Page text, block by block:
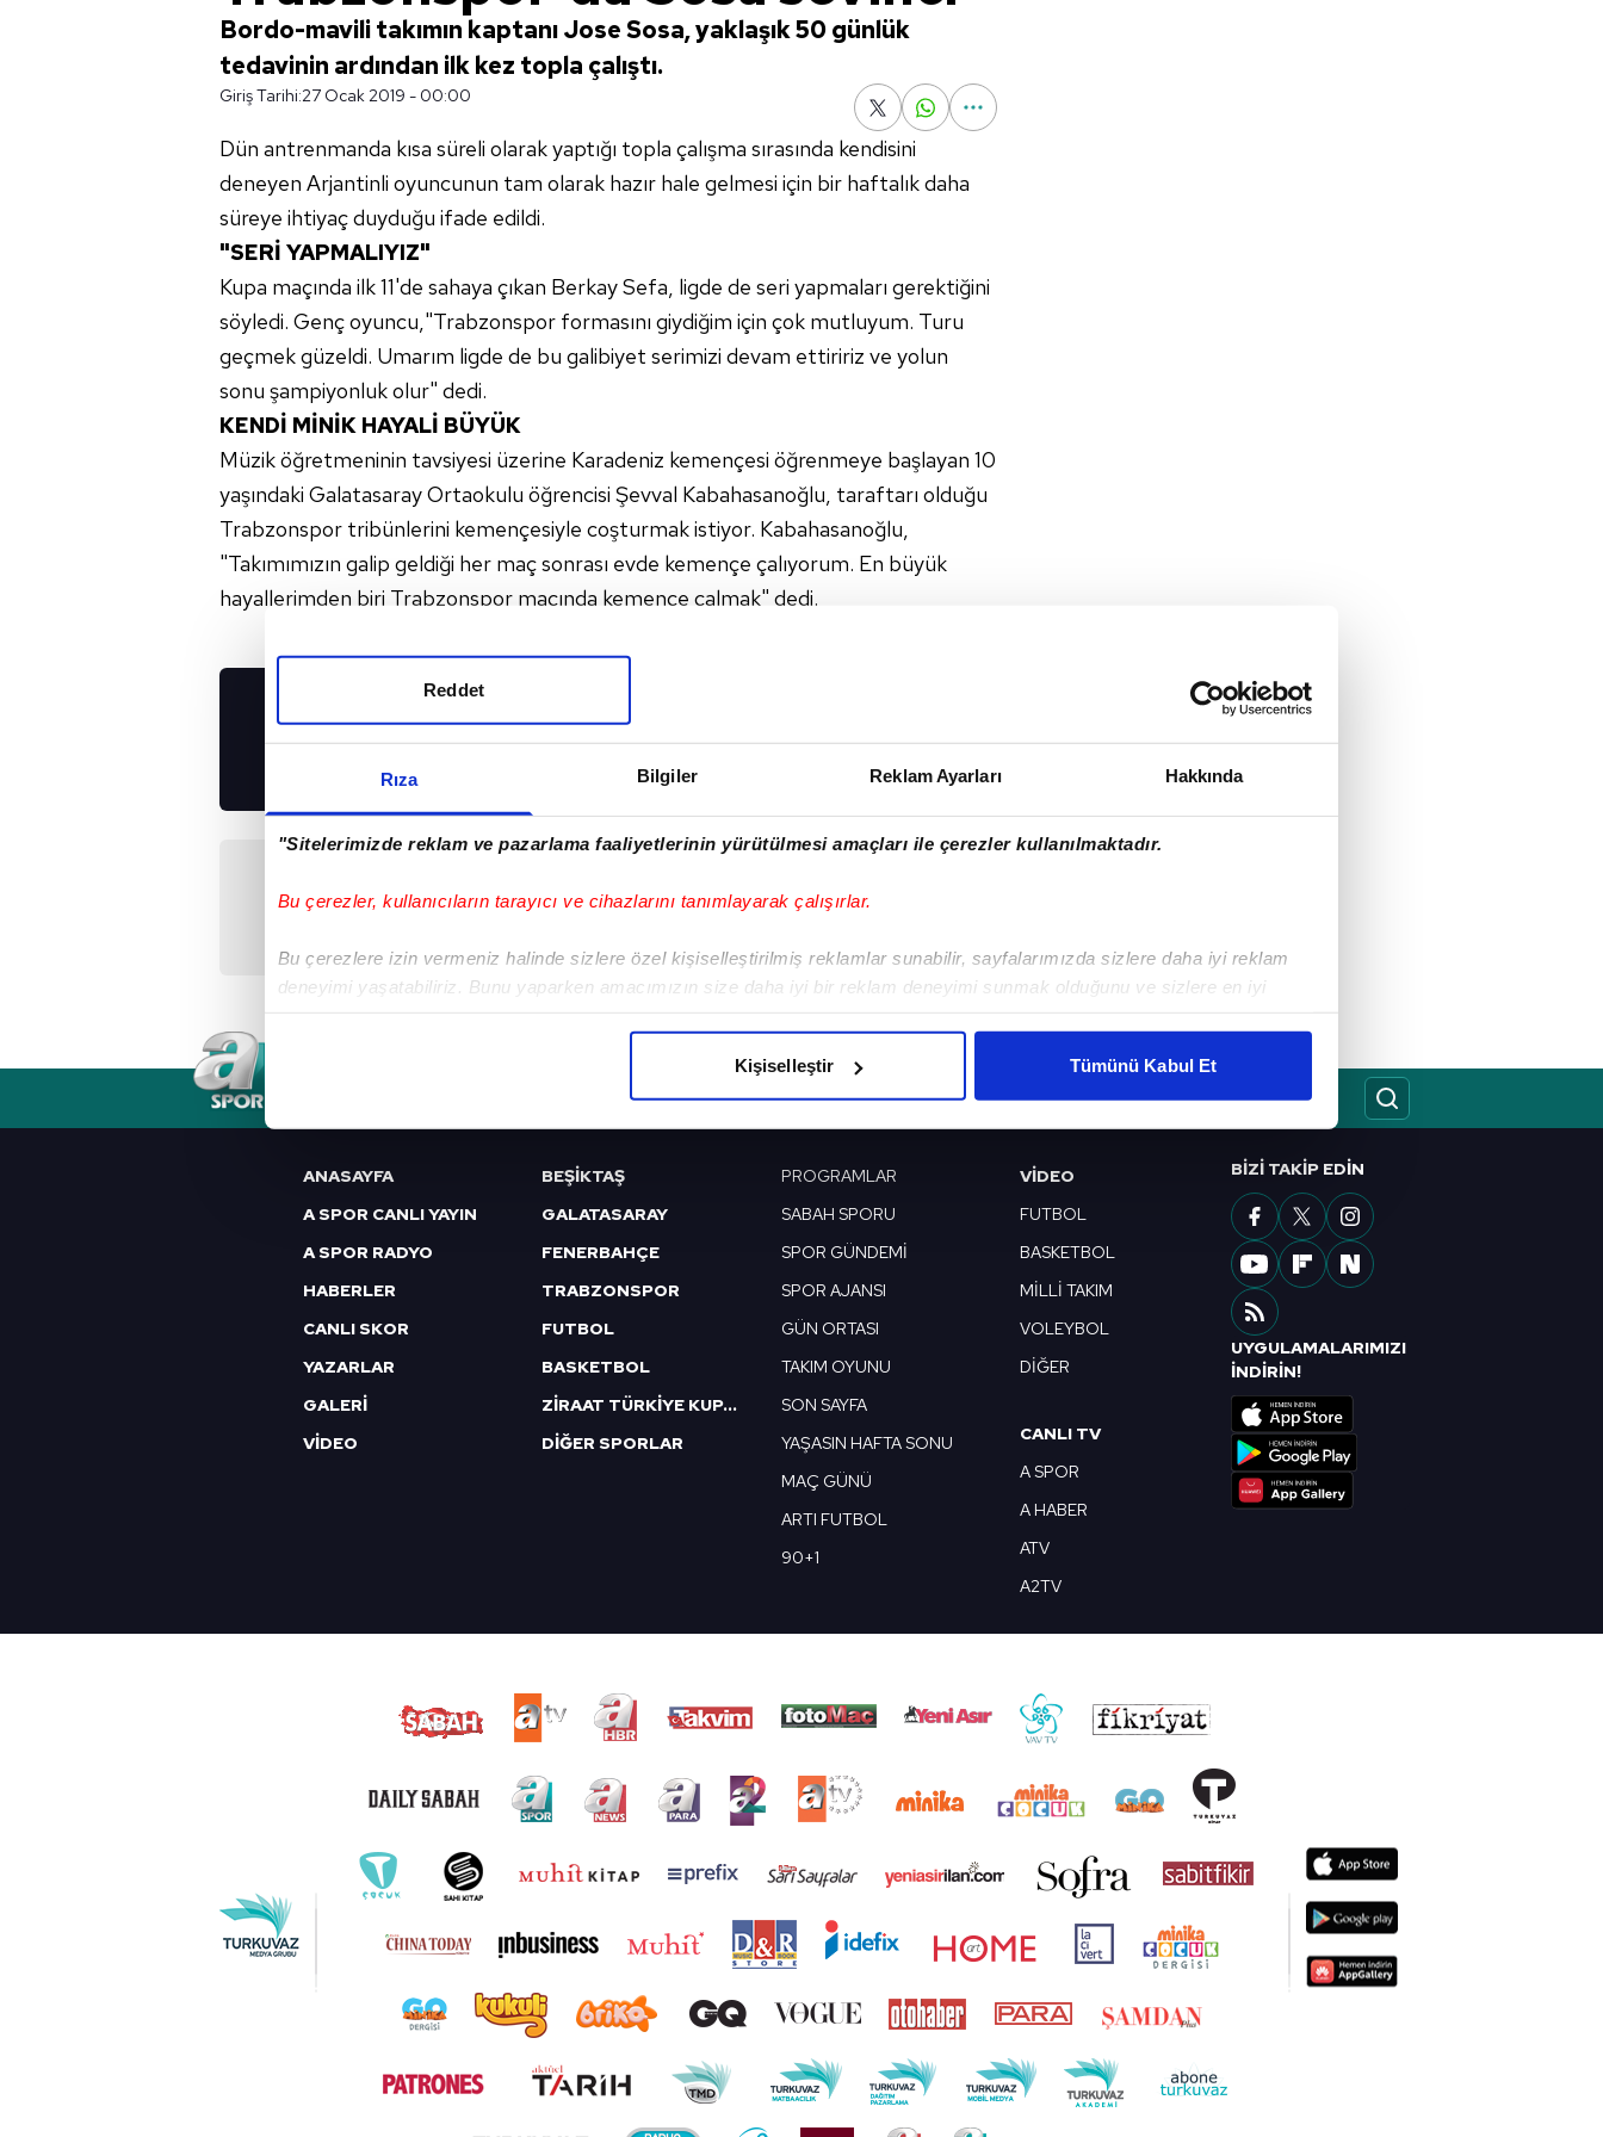
Rıza Bilgiler Reklam Ayarları Hakkında
"Sitelerimizde reklam ve pazarlama faaliyetlerinin yürütülmesi amaçları ile çerezler kullanılmaktadır.
Bu çerezler, kullanıcıların tarayıcı ve cihazlarını tanımlayarak çalışırlar.
Bu çerezlere izin vermeniz halinde sizlere özel kişiselleştirilmiş reklamlar sunabilir, sayfalarımızda sizlere daha iyi reklam
deneyimi yaşatabiliriz. Bunu yaparken amacımızın size daha iyi bir reklam deneyimi sunmak olduğunu ve sizlere en iyi
Her halükârda, kullanıcılar, bu çerezlere izin vermedikleri takdirde, kullanıcılara hedefli reklamlar gösterilmeyecektir."
Sizlere daha iyi bir hizmet sunabilmek için İnternet Sitemizde kendimize ve üçüncü kişilere ait çerezler kullanılmaktadır. Bu
çerezler vasıtasıyla çeşitli kişisel verileriniz işlenmekte olup gerekli olan çerezler bilgi toplumu hizmetlerinin sunulması
amacıyla kullanılmaktadır. Diğer çerezler, sitemizin daha işlevsel kılınması ve kişiselleştirilmesi ve sizlere yönelik
reklam/pazarlama faaliyetlerinin yapılması, amaçlarıyla sınırlı olarak açık rızanız dahilinde kullanılacaktır.
Çerezlere ilişkin tercihlerinizi aşağıda yer alan panel vasıtasıyla belirleyebilirsiniz. Çerezlere ilişkin detaylı bilgi için Ayarlar
butonuna tıklayabilir,
Çerez Bilgilendirme Metnimizi ziyaret edebilirsiniz.
mevzuata uygun olarak kullanılan çerezlerle ilgili bilgi almak için lütfentıklayınız
Reddet
Kişiselleştir Tümünü Kabul Et
Bordo-mavili takımın kaptanı Jose Sosa, yaklaşık 50 günlük
tedavinin ardından ilk kez topla çalıştı.
Giriş Tarihi:27 Ocak 2019 - 00:00
Dün antrenmanda kısa süreli olarak yaptığı topla çalışma sırasında kendisini
deneyen Arjantinli oyuncunun tam olarak hazır hale gelmesi için bir haftalık daha
süreye ihtiyaç duyduğu ifade edildi.
"SERİ YAPMALIYIZ"
Kupa maçında ilk 11'de sahaya çıkan Berkay Sefa, ligde de seri yapmaları gerektiğini
söyledi. Genç oyuncu,"Trabzonspor formasını giydiğim için çok mutluyum. Turu
geçmek güzeldi. Umarım ligde de bu galibiyet serimizi devam ettiririz ve yolun
sonu şampiyonluk olur" dedi.
KENDİ MİNİK HAYALİ BÜYÜK
Müzik öğretmeninin tavsiyesi üzerine Karadeniz kemençesi öğrenmeye başlayan 10
yaşındaki Galatasaray Ortaokulu öğrencisi Şevval Kabahasanoğlu, taraftarı olduğu
Trabzonspor tribünlerini kemençesiyle coşturmak istiyor. Kabahasanoğlu,
"Takımımızın galip geldiği her maç sonrası evde kemençe çalıyorum. En büyük
hayallerimden biri Trabzonspor maçında kemençe çalmak" dedi.
UYGULAMALARIMIZI
İNDİRİN!
Ibanez kararsızlığı
Rodallega'dan iddialı
VERI POLITIKASIGIZLILIK BILDIRIMIKÜNYE / İLETIŞIM
ANASAYFA
A SPOR CANLI YAYIN
A SPOR RADYO
HABERLER
CANLI SKOR
YAZARLAR
GALERİ
VİDEO
BEŞİKTAŞ
GALATASARAY
FENERBAHÇE
TRABZONSPOR
FUTBOL
BASKETBOL
ZİRAAT TÜRKİYE KUPASI
DİĞER SPORLAR
PROGRAMLAR
SABAH SPORU
SPOR GÜNDEMİ
SPOR AJANSI
GÜN ORTASI
TAKIM OYUNU
SON SAYFA
YAŞASIN HAFTA SONU
MAÇ GÜNÜ
ARTI FUTBOL
90+1
VIDEO
FUTBOL
BASKETBOL
MİLLİ TAKIM
VOLEYBOL
DİĞER
CANLI TV
A SPOR
A HABER
ATV
A2TV
BIZI TAKIP EDIN
UYGULAMALARIMIZI
İNDİRİN!